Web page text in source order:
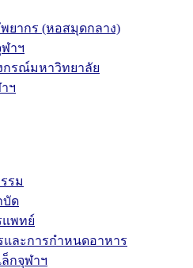
ยากร (หอสมุดกลาง)
าฯ
รณ์มหาวิทยาลัย
ฯ
รม
บัด
แพทย์
ละการกำหนดอาหาร
กจุฬาฯ